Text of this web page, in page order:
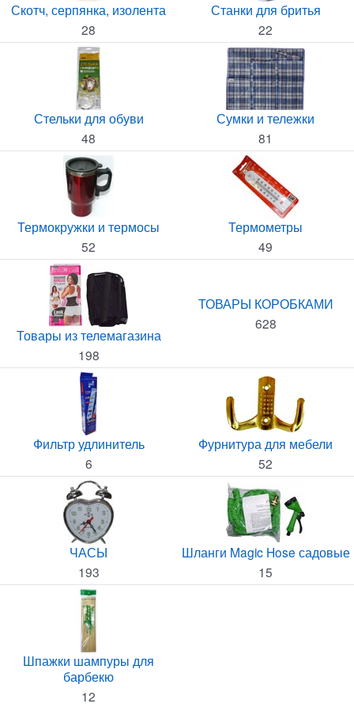
Скотч, серпянка, изолента
28
Станки для бритья
22
Стельки для обуви
48
Сумки и тележки
81
Термокружки и термосы
52
Термометры
49
Товары из телемагазина
198
ТОВАРЫ КОРОБКАМИ
628
Фильтр удлинитель
6
Фурнитура для мебели
52
ЧАСЫ
193
Шланги Magic Hose садовые
15
Шпажки шампуры для
барбекю
12